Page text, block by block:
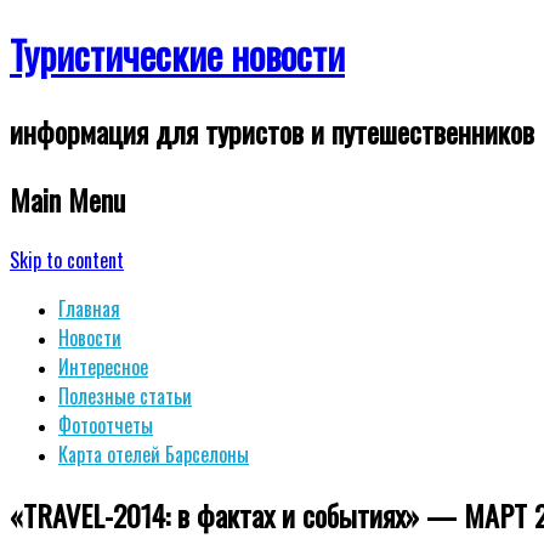
Туристические новости
информация для туристов и путешественников
Main Menu
Skip to content
Главная
Новости
Интересное
Полезные статьи
Фотоотчеты
Карта отелей Барселоны
«TRAVEL-2014: в фактах и событиях» — МАРТ